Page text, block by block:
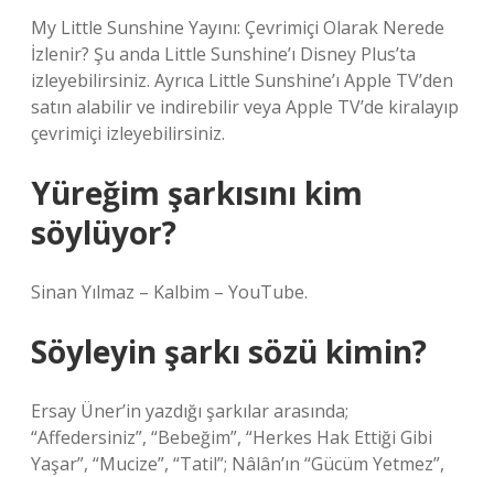
My Little Sunshine Yayını: Çevrimiçi Olarak Nerede
İzlenir? Şu anda Little Sunshine’ı Disney Plus’ta
izleyebilirsiniz. Ayrıca Little Sunshine’ı Apple TV’den
satın alabilir ve indirebilir veya Apple TV’de kiralayıp
çevrimiçi izleyebilirsiniz.
Yüreğim şarkısını kim
söylüyor?
Sinan Yılmaz – Kalbim – YouTube.
Söyleyin şarkı sözü kimin?
Ersay Üner’in yazdığı şarkılar arasında;
“Affedersiniz”, “Bebeğim”, “Herkes Hak Ettiği Gibi
Yaşar”, “Mucize”, “Tatil”; Nâlân’ın “Gücüm Yetmez”,